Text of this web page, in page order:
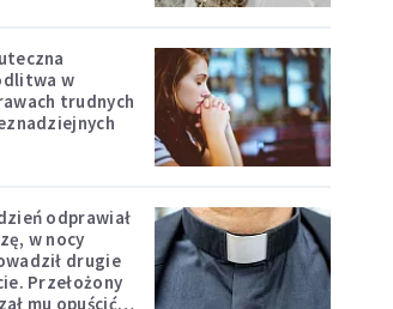
w
trudnych
odprawiał
w nocy
drugie
Przełożony
mu opuścić